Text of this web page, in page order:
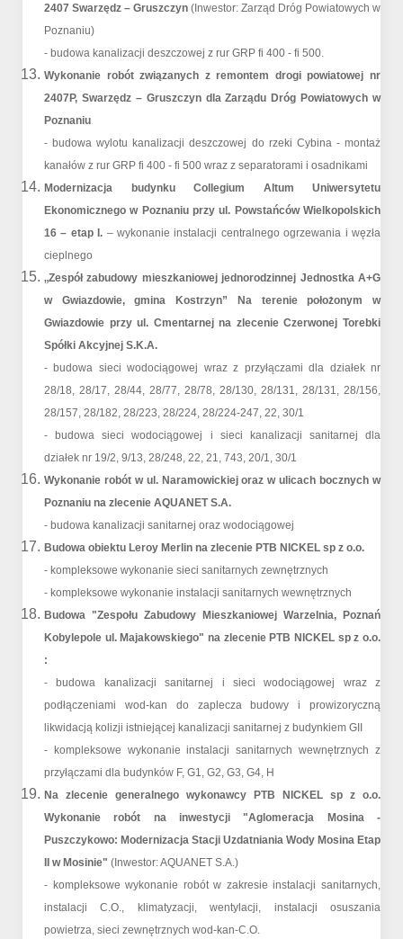
2407 Swarzędz – Gruszczyn (Inwestor: Zarząd Dróg Powiatowych w
Poznaniu)
- budowa kanalizacji deszczowej z rur GRP fi 400 - fi 500.
Wykonanie robót związanych z remontem drogi powiatowej nr
2407P, Swarzędz – Gruszczyn dla Zarządu Dróg Powiatowych w
Poznaniu
- budowa wylotu kanalizacji deszczowej do rzeki Cybina - montaż
kanałów z rur GRP fi 400 - fi 500 wraz z separatorami i osadnikami
Modernizacja budynku Collegium Altum Uniwersytetu
Ekonomicznego w Poznaniu przy ul. Powstańców Wielkopolskich
16 – etap I. – wykonanie instalacji centralnego ogrzewania i węzła
cieplnego
„Zespół zabudowy mieszkaniowej jednorodzinnej Jednostka A+G
w Gwiazdowie, gmina Kostrzyn” Na terenie położonym w
Gwiazdowie przy ul. Cmentarnej na zlecenie Czerwonej Torebki
Spółki Akcyjnej S.K.A.
- budowa sieci wodociągowej wraz z przyłączami dla działek nr
28/18, 28/17, 28/44, 28/77, 28/78, 28/130, 28/131, 28/131, 28/156,
28/157, 28/182, 28/223, 28/224, 28/224-247, 22, 30/1
- budowa sieci wodociągowej i sieci kanalizacji sanitarnej dla
działek nr 19/2, 9/13, 28/248, 22, 21, 743, 20/1, 30/1
Wykonanie robót w ul. Naramowickiej oraz w ulicach bocznych w
Poznaniu na zlecenie AQUANET S.A.
- budowa kanalizacji sanitarnej oraz wodociągowej
Budowa obiektu Leroy Merlin na zlecenie PTB NICKEL sp z o.o.
- kompleksowe wykonanie sieci sanitarnych zewnętrznych
- kompleksowe wykonanie instalacji sanitarnych wewnętrznych
Budowa "Zespołu Zabudowy Mieszkaniowej Warzelnia, Poznań
Kobylepole ul. Majakowskiego" na zlecenie PTB NICKEL sp z o.o.
:
- budowa kanalizacji sanitarnej i sieci wodociągowej wraz z
podłączeniami wod-kan do zaplecza budowy i prowizoryczną
likwidacją kolizji istniejącej kanalizacji sanitarnej z budynkiem GII
- kompleksowe wykonanie instalacji sanitarnych wewnętrznych z
przyłączami dla budynków F, G1, G2, G3, G4, H
Na zlecenie generalnego wykonawcy PTB NICKEL sp z o.o.
Wykonanie robót na inwestycji "Aglomeracja Mosina -
Puszczykowo: Modernizacja Stacji Uzdatniania Wody Mosina Etap
II w Mosinie" (Inwestor: AQUANET S.A.)
- kompleksowe wykonanie robót w zakresie instalacji sanitarnych,
instalacji C.O., klimatyzacji, wentylacji, instalacji osuszania
powietrza, sieci zewnętrznych wod-kan-C.O.